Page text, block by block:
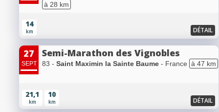
à 28 km
14
km DÉTAIL
27
SEPT
Semi-Marathon des Vignobles
83 - Saint Maximin la Sainte Baume - France à 47 km
21,1
km
10
km DÉTAIL